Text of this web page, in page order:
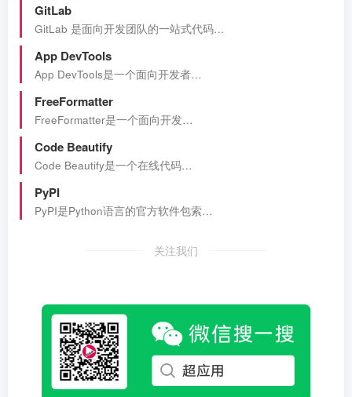
GitLab
GitLab 是面向开发团队的一站式代码…
App DevTools
App DevTools是一个面向开发者…
FreeFormatter
FreeFormatter是一个面向开发…
Code Beautify
Code Beautify是一个在线代码…
PyPI
PyPI是Python语言的官方软件包索…
关注我们